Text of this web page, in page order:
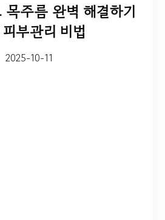
목주름 완벽 해결하기
부관리 비법
2025-10-11